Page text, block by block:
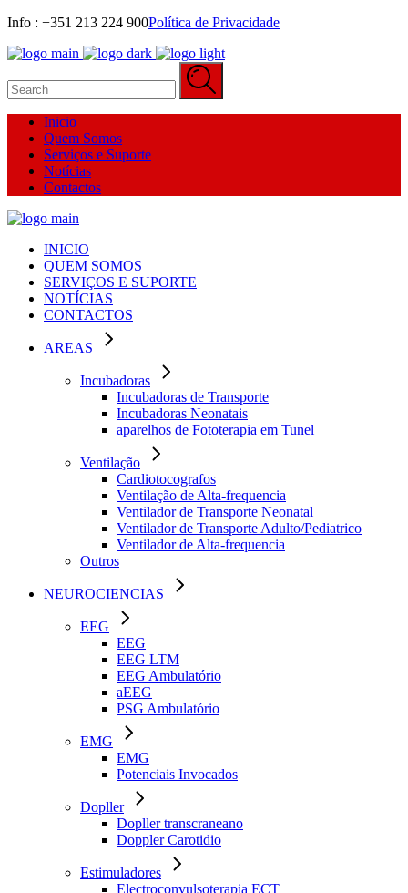
Info : +351 213 224 900‬Política de Privacidade
for:
Inicio
Quem Somos
Serviços e Suporte
Notícias
Contactos
INICIO
QUEM SOMOS
SERVIÇOS E SUPORTE
NOTÍCIAS
CONTACTOS
AREAS
Incubadoras
Incubadoras de Transporte
Incubadoras Neonatais
aparelhos de Fototerapia em Tunel
Ventilação
Cardiotocografos
Ventilação de Alta-frequencia
Ventilador de Transporte Neonatal
Ventilador de Transporte Adulto/Pediatrico
Ventilador de Alta-frequencia
Outros
NEUROCIENCIAS
EEG
EEG
EEG LTM
EEG Ambulatório
aEEG
PSG Ambulatório
EMG
EMG
Potenciais Invocados
Dopller
Dopller transcraneano
Doppler Carotidio
Estimuladores
Electroconvulsoterapia ECT